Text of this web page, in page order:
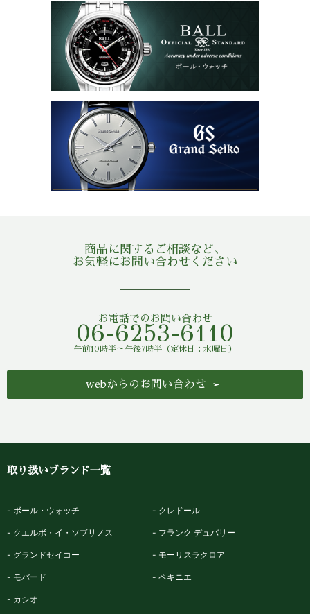
商品に関するご相談など、
お気軽にお問い合わせください
お電話でのお問い合わせ
06-6253-6110
午前10時半～午後7時半（定休日：水曜日）
webからのお問い合わせ
取り扱いブランド一覧
ボール・ウォッチ クレドール
クエルボ・イ・ソブリノス フランク デュバリー
グランドセイコー モーリスラクロア
モバード ペキニエ
カシオ